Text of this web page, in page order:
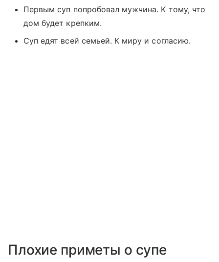
Первым суп попробовал мужчина. К тому, что
дом будет крепким.
Суп едят всей семьей. К миру и согласию.
Плохие приметы о супе